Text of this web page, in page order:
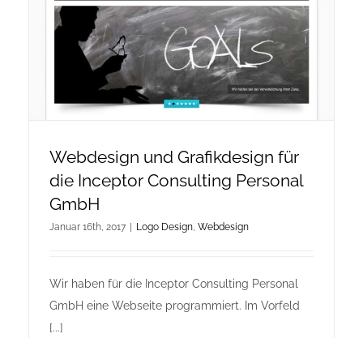
Onlineshop Angebote
Datenschutzerklärung
Impressum
Webdesign und Grafikdesign für
die Inceptor Consulting Personal
GmbH
Januar 16th, 2017 | Logo Design, Webdesign
Wir haben für die Inceptor Consulting Personal
GmbH eine Webseite programmiert. Im Vorfeld
[...]